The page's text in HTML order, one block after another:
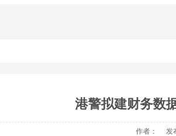
港警拟建财务数
作者： 发